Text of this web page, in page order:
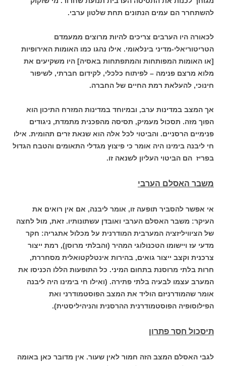
להשתחרר הם עמים הנתונים תחת שלטון ערבי.
לכאורה היו הערבים צריכים להיות מרוצים ממעמדם
הטריטוריאלי-מדיני בינלאומי. אילו נהגו כמו האומות האירופיות
[או האומות המפותחות והמתפתחות באסיה] היו משקיעים את
מלוא מרצם פנימה – לפיתוח כלכלי, לקידום חברתי, לשיפור
חינוכי, להעלאת רמת החיים של החברה.
אך המצב במדינות ערב, ובמיוחד במדינות המזרח התיכון הוא
הפוך מזה. תסכול מעמיק, תסיסה מהפכנית מתמדת, ניגודים
פנימיים הרסניים. והביטוי לכל אלה הוא שנאת זרים תהומית. אילו
חי ליבנה בימינו היה אומר כי פיצוץ מגדלי התאומים והטבח הגדול
בפריז הם הביטוי העליון לשנאה זו.
משבר האסלם הערבי
אי אפשר להסביר תופעה זו, אומר ליבנה, אם אין רואים את
העיקר: משבר האסלם הערבי ואובדן עשתונותיו. זאת, מול לחצה
של הציוויליזציה המערבית המודרנית על מכלול אתגריה: חקר
מדעי עז ויישומו הטכנולוגי המהיר (והבלתי מרוסן), רמת ייצור
צרכנית וקצב ייצור גואים, בהירות אינטלקטואלית מסחררת,
חרות בלתי מרוסנת בתחום המיני. כל התופעות הללו הכניסו את
המערב עצמו לבעיה בלתי פתירה. (ואילו חי בימינו היה ליבנה
אומר שהמודרניזם הוליד את המצב הפוסטמודרני ואת
הפילוסופיה הפוסטמודרנית ההרסנית והניהיליסטית).
תיסכול חסר פתרון
לגבי האסלם המצב הזה חמור לאין שעור. אין מדובר כאן באומה